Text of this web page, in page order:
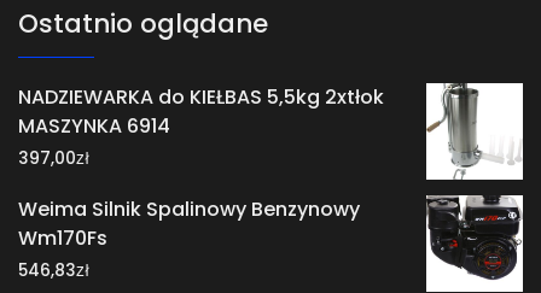
Ostatnio oglądane
NADZIEWARKA do KIEŁBAS 5,5kg 2xtłok
MASZYNKA 6914
397,00zł
Weima Silnik Spalinowy Benzynowy
Wm170Fs
546,83zł